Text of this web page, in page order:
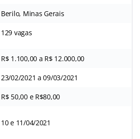
Berilo, Minas Gerais
129 vagas
R$ 1.100,00 a R$ 12.000,00
23/02/2021 a 09/03/2021
R$ 50,00 e R$80,00
10 e 11/04/2021